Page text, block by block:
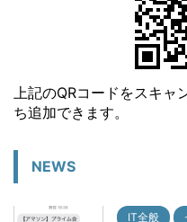
上記のQRコードをスキャ
ち追加できます。
NEWS
IT全般